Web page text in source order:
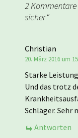
2 Kommentare
sicher“
Christian
20. März 2016 um
Starke
Und das trotz
Schläger. Sehr
Antworten